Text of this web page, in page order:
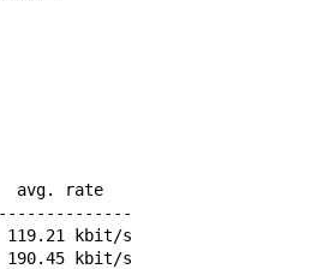
avg. rate
119.21 kbit/s
190.45 kbit/s